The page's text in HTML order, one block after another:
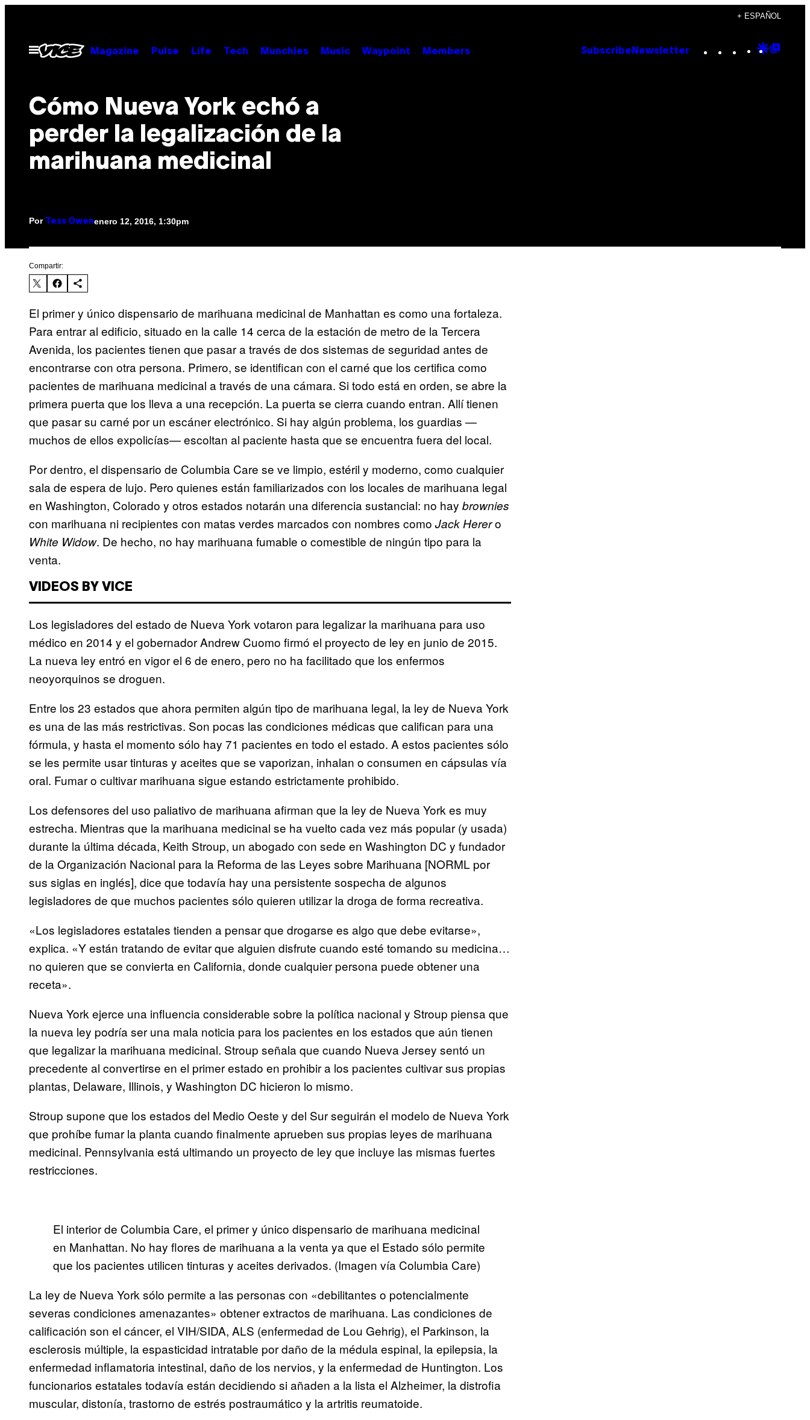
contenido
+ ESPAÑOL
Abrir
Menú
Magazine Pulse Life Tech Munchies Music Waypoint Members Subscribe Newsletter Instagram
TikTok
YouTube
Google
Cómo Nueva York echó a
perder la legalización de la
marihuana medicinal
Por Tess Owenenero 12, 2016, 1:30pm
Compartir:
El primer y único dispensario de marihuana medicinal de Manhattan es como una fortaleza.
Para entrar al edificio, situado en la calle 14 cerca de la estación de metro de la Tercera
Avenida, los pacientes tienen que pasar a través de dos sistemas de seguridad antes de
encontrarse con otra persona. Primero, se identifican con el carné que los certifica como
pacientes de marihuana medicinal a través de una cámara. Si todo está en orden, se abre la
primera puerta que los lleva a una recepción. La puerta se cierra cuando entran. Allí tienen
que pasar su carné por un escáner electrónico. Si hay algún problema, los guardias —
muchos de ellos expolicías— escoltan al paciente hasta que se encuentra fuera del local.
Por dentro, el dispensario de Columbia Care se ve limpio, estéril y moderno, como cualquier
sala de espera de lujo. Pero quienes están familiarizados con los locales de marihuana legal
en Washington, Colorado y otros estados notarán una diferencia sustancial: no hay brownies
con marihuana ni recipientes con matas verdes marcados con nombres como Jack Herero
White Widow. De hecho, no hay marihuana fumable o comestible de ningún tipo para la
venta.
VIDEOS BY VICE
Los legisladores del estado de Nueva York votaron para legalizar la marihuana para uso
médico en 2014 y el gobernador Andrew Cuomo firmó el proyecto de ley en junio de 2015.
La nueva ley entró en vigor el 6 de enero, pero no ha facilitado que los enfermos
neoyorquinos se droguen.
Entre los 23 estados que ahora permiten algún tipo de marihuana legal, la ley de Nueva York
es una de las más restrictivas. Son pocas las condiciones médicas que califican para una
fórmula, y hasta el momento sólo hay 71 pacientes en todo el estado. A estos pacientes sólo
se les permite usar tinturas y aceites que se vaporizan, inhalan o consumen en cápsulas vía
oral. Fumar o cultivar marihuana sigue estando estrictamente prohibido.
Los defensores del uso paliativo de marihuana afirman que la ley de Nueva York es muy
estrecha. Mientras que la marihuana medicinal se ha vuelto cada vez más popular (y usada)
durante la última década, Keith Stroup, un abogado con sede en Washington DC y fundador
de la Organización Nacional para la Reforma de las Leyes sobre Marihuana [NORML por
sus siglas en inglés], dice que todavía hay una persistente sospecha de algunos
legisladores de que muchos pacientes sólo quieren utilizar la droga de forma recreativa.
«Los legisladores estatales tienden a pensar que drogarse es algo que debe evitarse»,
explica. «Y están tratando de evitar que alguien disfrute cuando esté tomando su medicina…
no quieren que se convierta en California, donde cualquier persona puede obtener una
receta».
Nueva York ejerce una influencia considerable sobre la política nacional y Stroup piensa que
la nueva ley podría ser una mala noticia para los pacientes en los estados que aún tienen
que legalizar la marihuana medicinal. Stroup señala que cuando Nueva Jersey sentó un
precedente al convertirse en el primer estado en prohibir a los pacientes cultivar sus propias
plantas, Delaware, Illinois, y Washington DC hicieron lo mismo.
Stroup supone que los estados del Medio Oeste y del Sur seguirán el modelo de Nueva York
que prohíbe fumar la planta cuando finalmente aprueben sus propias leyes de marihuana
medicinal. Pennsylvania está ultimando un proyecto de ley que incluye las mismas fuertes
restricciones.
El interior de Columbia Care, el primer y único dispensario de marihuana medicinal
en Manhattan. No hay flores de marihuana a la venta ya que el Estado sólo permite
que los pacientes utilicen tinturas y aceites derivados. (Imagen vía Columbia Care)
La ley de Nueva York sólo permite a las personas con «debilitantes o potencialmente
severas condiciones amenazantes» obtener extractos de marihuana. Las condiciones de
calificación son el cáncer, el VIH/SIDA, ALS (enfermedad de Lou Gehrig), el Parkinson, la
esclerosis múltiple, la espasticidad intratable por daño de la médula espinal, la epilepsia, la
enfermedad inflamatoria intestinal, daño de los nervios, y la enfermedad de Huntington. Los
funcionarios estatales todavía están decidiendo si añaden a la lista el Alzheimer, la distrofia
muscular, distonía, trastorno de estrés postraumático y la artritis reumatoide.